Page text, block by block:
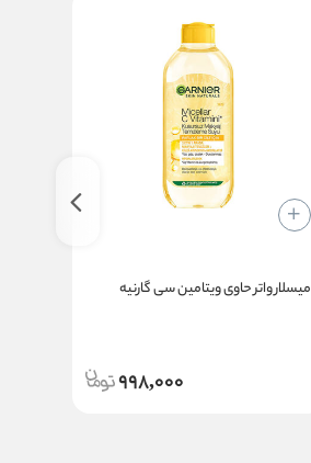
میسلار واتر حاوی ویتامین سی گارنیه
998,000